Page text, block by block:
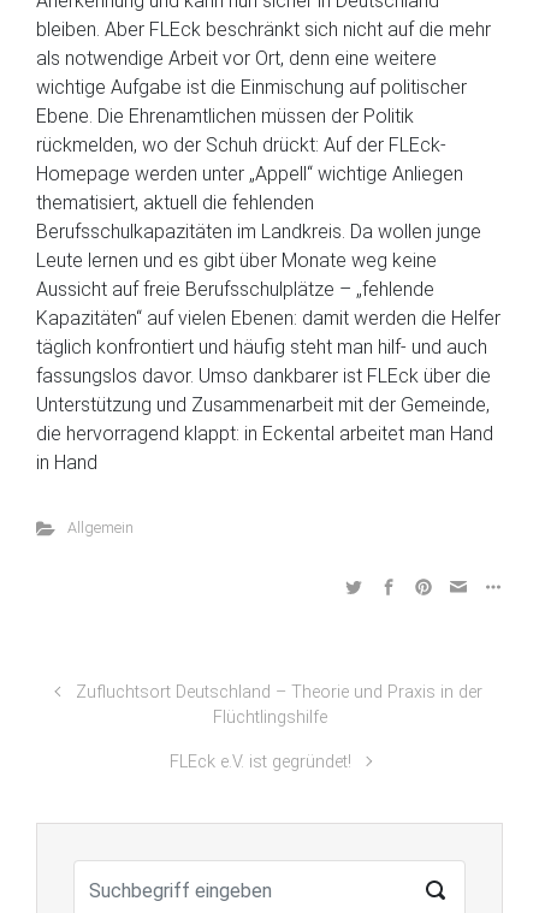
bleiben. Aber FLEck beschränkt sich nicht auf die mehr
als notwendige Arbeit vor Ort, denn eine weitere
wichtige Aufgabe ist die Einmischung auf politischer
Ebene. Die Ehrenamtlichen müssen der Politik
rückmelden, wo der Schuh drückt: Auf der FLEck-
Homepage werden unter „Appell“ wichtige Anliegen
thematisiert, aktuell die fehlenden
Berufsschulkapazitäten im Landkreis. Da wollen junge
Leute lernen und es gibt über Monate weg keine
Aussicht auf freie Berufsschulplätze – „fehlende
Kapazitäten“ auf vielen Ebenen: damit werden die Helfer
täglich konfrontiert und häufig steht man hilf- und auch
fassungslos davor. Umso dankbarer ist FLEck über die
Unterstützung und Zusammenarbeit mit der Gemeinde,
die hervorragend klappt: in Eckental arbeitet man Hand
in Hand
Allgemein
Zufluchtsort Deutschland – Theorie und Praxis in der
Flüchtlingshilfe
FLEck e.V. ist gegründet!